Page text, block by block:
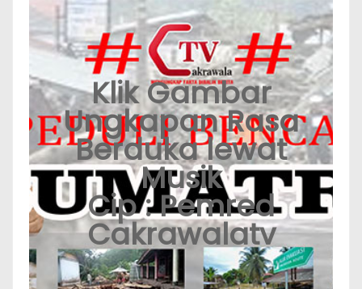
Klik Gambar
Ungkapan Rasa
Berduka lewat
Musik
Cip : Pemred
Cakrawalatv